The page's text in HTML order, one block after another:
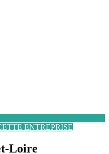
ENTREPRISE
Loire